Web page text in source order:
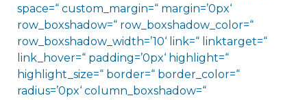
space=“ custom_margin=“ margin=’0px‘
row_boxshadow=“ row_boxshadow_color=“
row_boxshadow_width=’10‘ link=“ linktarget=“
link_hover=“ padding=’0px‘ highlight=“
highlight_size=“ border=“ border_color=“
radius=’0px‘ column_boxshadow=“